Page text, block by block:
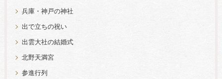
兵庫・神戸の神社
出で立ちの祝い
出雲大社の結婚式
北野天満宮
参進行列